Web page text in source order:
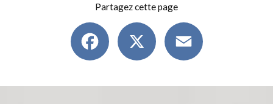
Partagez cette page
Facebook